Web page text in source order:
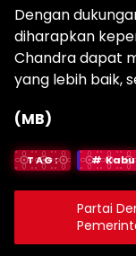
Dengan
diharapkan
Chandra dapat
yang lebih baik,
(MB)
TAG:
Partai